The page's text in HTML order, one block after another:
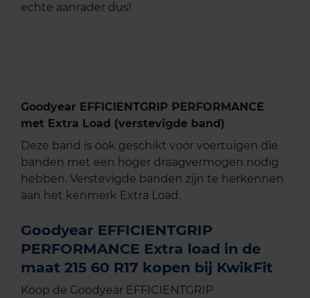
echte aanrader dus!
Goodyear EFFICIENTGRIP PERFORMANCE
met Extra Load (verstevigde band)
Deze band is ook geschikt voor voertuigen die
banden met een hoger draagvermogen nodig
hebben. Verstevigde banden zijn te herkennen
aan het kenmerk Extra Load.
Goodyear EFFICIENTGRIP
PERFORMANCE Extra load in de
maat 215 60 R17 kopen bij KwikFit
Koop de Goodyear EFFICIENTGRIP